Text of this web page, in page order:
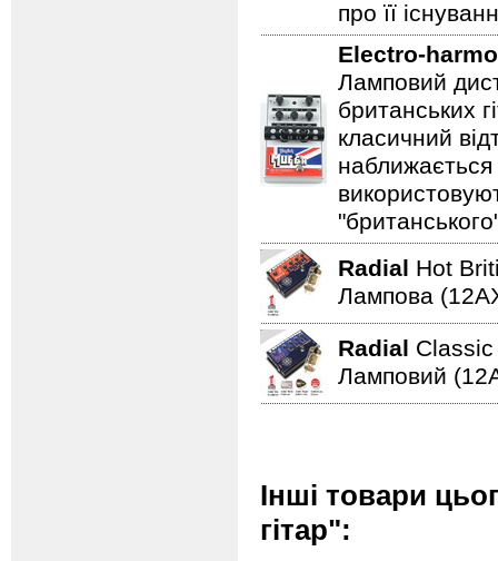
про її
Electro-
Ламповий
британських
класичний
Radial Hot
Лампова
Radial
Ламповий
Інші товари
гітар":